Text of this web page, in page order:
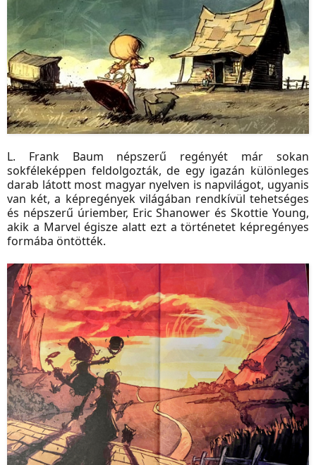
L. Frank Baum népszerű regényét már sokan
sokféleképpen feldolgozták, de egy igazán különleges
darab látott most magyar nyelven is napvilágot, ugyanis
van két, a képregények világában rendkívül tehetséges
és népszerű úriember, Eric Shanower és Skottie Young,
akik a Marvel égisze alatt ezt a történetet képregényes
formába öntötték.